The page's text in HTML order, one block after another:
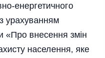
енергетичного
урахуванням
«Про внесення змін
населення, яке